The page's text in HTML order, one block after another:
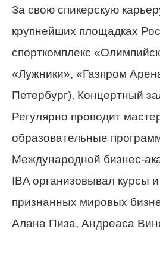
За свою спикерскую
крупнейших площадках
спорткомплекс
«Лужники», «Газпром
Петербург), Концертный
Регулярно проводит
образовательные
Международной бизнес-
IBA организовывал курсы
признанных мировых
Алана Пиза, Андреаса